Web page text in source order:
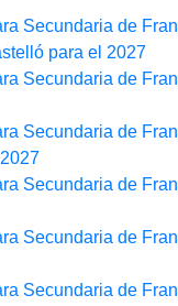
Secundaria de
para el 2027
Secundaria de
Secundaria de
Secundaria de
Secundaria de
Secundaria de